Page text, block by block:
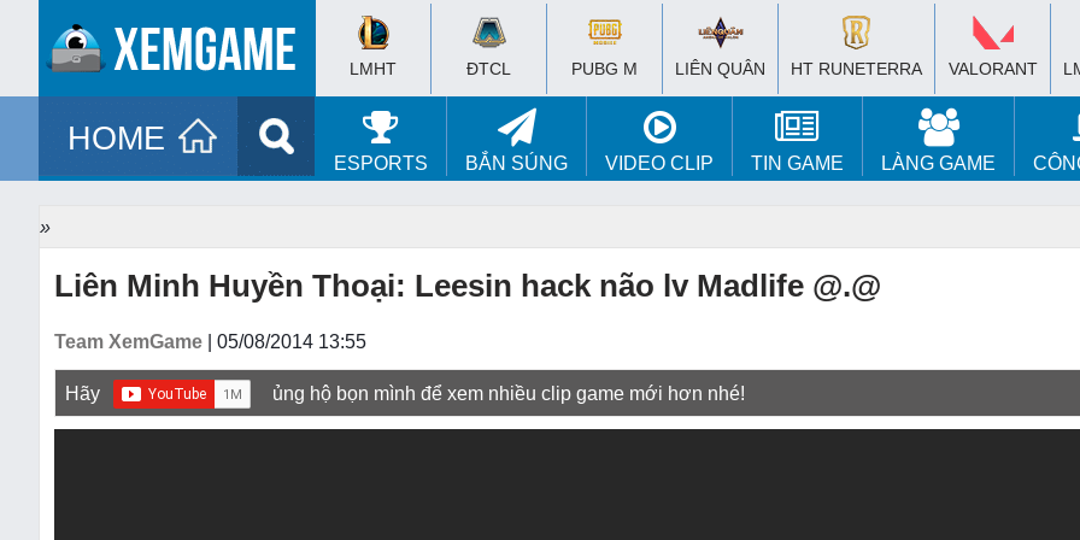
LMHT ĐTCL PUBG M LIÊN QUÂN HT RUNETERRA VALORANT
HOME
ESPORTS BẮN SÚNG VIDEO CLIP TIN GAME LÀNG GAME
»
Liên Minh Huyền Thoại: Leesin hack não lv Madlife @.@
Team XemGame | 05/08/2014 13:55
Hãy ủng hộ bọn mình để xem nhiều clip game mới hơn nhé!